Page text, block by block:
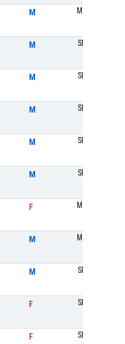
M M4
M SE
M SE
M SE
M SE
M SE
F M0
M M2
M SE
F SE
F SE